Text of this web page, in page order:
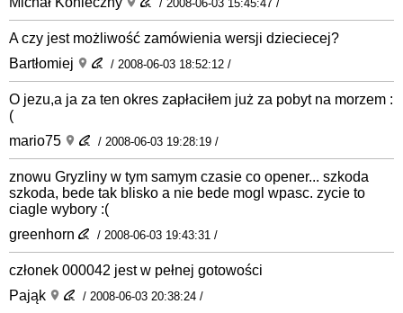
/ 2008-06-03 15:45:47 /
A czy jest możliwość zamówienia wersji dzieciecej?
Bartłomiej
/ 2008-06-03 18:52:12 /
O jezu,a ja za ten okres zapłaciłem już za pobyt na morzem :
(
mario75
/ 2008-06-03 19:28:19 /
znowu Gryzliny w tym samym czasie co opener... szkoda
szkoda, bede tak blisko a nie bede mogl wpasc. zycie to
ciagle wybory :(
greenhorn
/ 2008-06-03 19:43:31 /
członek 000042 jest w pełnej gotowości
Pająk
/ 2008-06-03 20:38:24 /